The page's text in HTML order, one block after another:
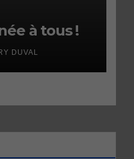
à tous !
DUVAL